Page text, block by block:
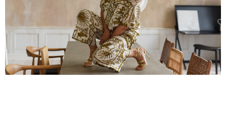
составление сметы
поиск локаций
кастинг моделей
подготовка образов, декораций,
реквизита
тайминг съемки и координация